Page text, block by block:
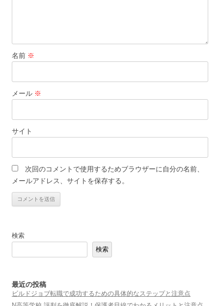
名前 ※
メール ※
サイト
次回のコメントで使用するためブラウザーに自分の名前、
メールアドレス、サイトを保存する。
検索
検索
最近の投稿
ビルドジョブ転職で成功するための具体的なステップと注意点